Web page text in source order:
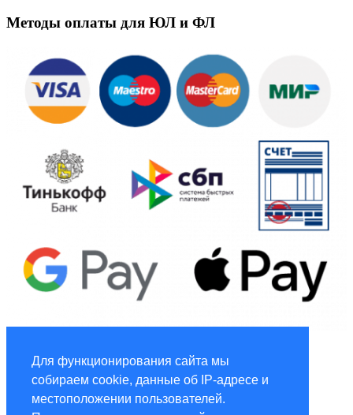
Для функционирования сайта мы
собираем cookie, данные об IP-адресе и
местоположении пользователей.
Методы оплаты для ЮЛ и ФЛ
Global Marketing
Услуги по маркетингу и рекламе global-adv.ru